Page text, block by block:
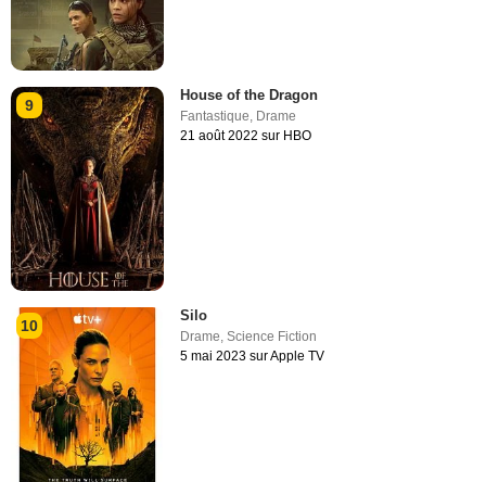
9
House of the Dragon
Fantastique Drame
21 août 2022 sur HBO
10
Silo
Drame,Science Fiction
5 mai 2023 sur Apple TV